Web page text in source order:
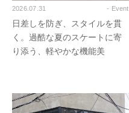
2026.07.31 - Event
日差しを防ぎ、スタイルを貫
く。過酷な夏のスケートに寄
り添う、軽やかな機能美